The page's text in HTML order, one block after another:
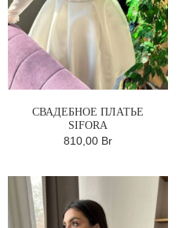
СВАДЕБНОЕ ПЛАТЬЕ
SIFORA
810,00 Br